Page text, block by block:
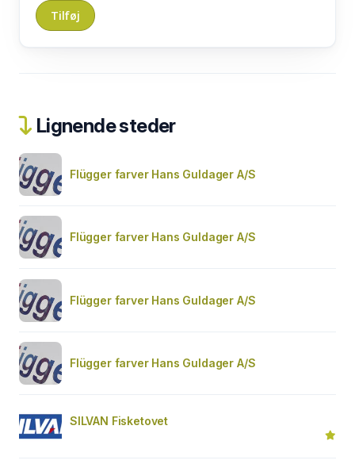
Lignende steder
Flügger farver Hans Guldager A/S
Flügger farver Hans Guldager A/S
Flügger farver Hans Guldager A/S
Flügger farver Hans Guldager A/S
SILVAN Fisketovet